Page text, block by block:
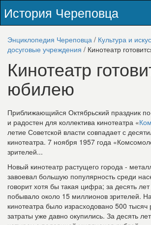
История Череповца
Энциклопедия Череповца / Культура и
досуговые учреждения / Кинотеатр
Кинотеатр
юбилею
Приближающийся Октябрьский праздник
и радостен для коллектива кинотеатра «
летие Советской власти совпадает с
кинотеатра. 7 ноября 1957 года
зрителей...
Новый кинотеатр растущего города -
завоевал большую популярность среди
говорит хотя бы такая цифра; за десять
побывало около 15 миллионов зрителей.
кинотеатра было израсходовано 500 тысяч
затраты уже давно окупились. За десять